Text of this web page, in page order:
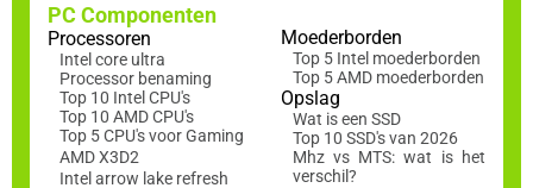
PC Componenten
Processoren
Intel core ultra
Processor benaming
Top 10 Intel CPU's
Top 10 AMD CPU's
Top 5 CPU's voor Gaming
AMD X3D2
Intel arrow lake refresh
Moederborden
Top 5 Intel moederborden
Top 5 AMD moederborden
Opslag
Wat is een SSD
Top 10 SSD's van 2026
Mhz vs MTS: wat is het
verschil?